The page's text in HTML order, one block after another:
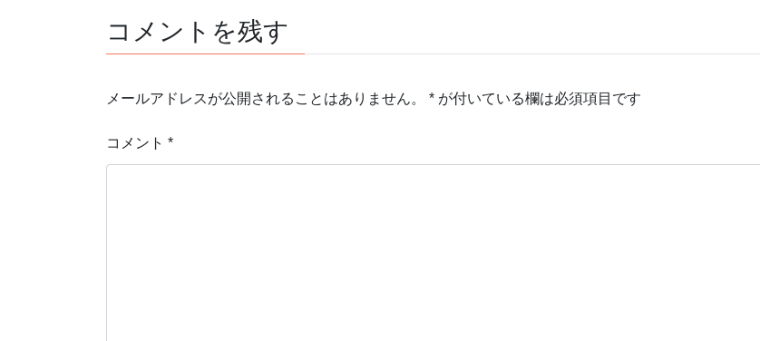
コメントを残す
メールアドレスが公開されることはありません。 * が付いている欄は必須項目です
コメント *